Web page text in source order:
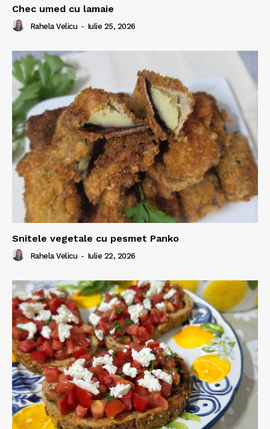
Chec umed cu lamaie
Rahela Velicu - Iulie 25, 2026
Snitele vegetale cu pesmet Panko
Rahela Velicu - Iulie 22, 2026